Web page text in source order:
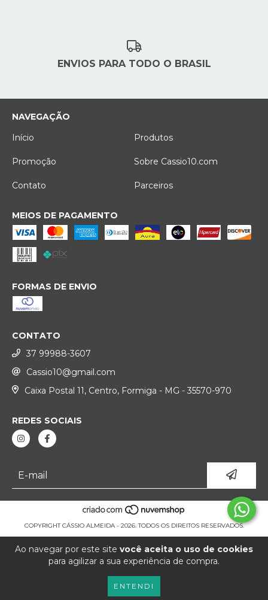
Ao navegar por este site você aceita o uso de cookies
para agilizar a sua experiência de compra.
ENTENDI
ENVIOS PARA TODO O BRASIL
NAVEGAÇÃO
Início
Produtos
Promoção Sobre Cassio10.com
Contato Parceiros
MEIOS DE PAGAMENTO
FORMAS DE ENVIO
CONTATO
37 99988-3607
Cassio10@gmail.com
Caixa Postal 11, Centro, Formiga - MG - 35570-970
REDES SOCIAIS
COPYRIGHT CÁSSIO ALMEIDA - 2026. TODOS OS DIREITOS RESERVADOS.